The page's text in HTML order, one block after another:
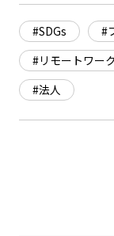
#SDGs #
#リモートワーク
#法人